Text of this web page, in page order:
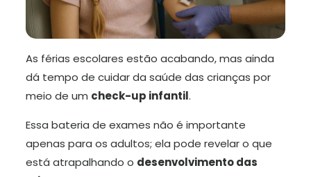
As férias escolares estão acabando, mas ainda
dá tempo de cuidar da saúde das crianças por
meio de um check-up infantil.
Essa bateria de exames não é importante
apenas para os adultos; ela pode revelar o que
está atrapalhando o desenvolvimento das